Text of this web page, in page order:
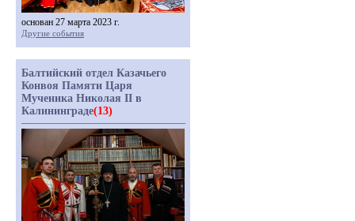
основан 27 марта 2023 г.
Другие события
Балтийский отдел Казачьего
Конвоя Памяти Царя
Мученика Николая II в
Калининграде(13)